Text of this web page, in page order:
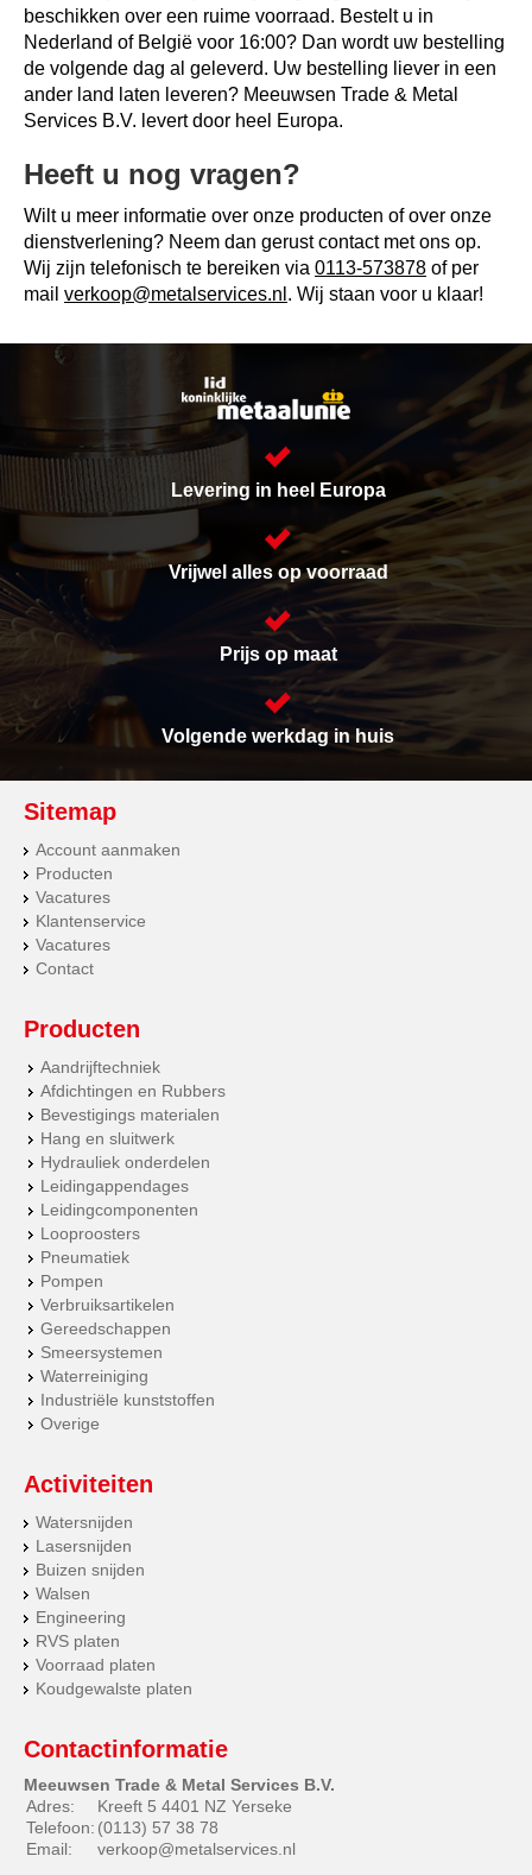
beschikken over een ruime voorraad. Bestelt u in
Nederland of België voor 16:00? Dan wordt uw bestelling
de volgende dag al geleverd. Uw bestelling liever in een
ander land laten leveren? Meeuwsen Trade & Metal
Services B.V. levert door heel Europa.
Heeft u nog vragen?
Wilt u meer informatie over onze producten of over onze
dienstverlening? Neem dan gerust contact met ons op.
Wij zijn telefonisch te bereiken via 0113-573878 of per
mail verkoop@metalservices.nl . Wij staan voor u klaar!
Levering in heel Europa
Vrijwel alles op voorraad
Prijs op maat
Volgende werkdag in huis
Sitemap
Account aanmaken
Producten
Vacatures
Klantenservice
Vacatures
Contact
Producten
Aandrijftechniek
Afdichtingen en Rubbers
Bevestigings materialen
Hang en sluitwerk
Hydrauliek onderdelen
Leidingappendages
Leidingcomponenten
Looproosters
Pneumatiek
Pompen
Verbruiksartikelen
Gereedschappen
Smeersystemen
Waterreiniging
Industriële kunststoffen
Overige
Activiteiten
Watersnijden
Lasersnijden
Buizen snijden
Walsen
Engineering
RVS platen
Voorraad platen
Koudgewalste platen
Contactinformatie
Meeuwsen Trade & Metal Services B.V.
Adres:
Kreeft 5 4401 NZ Yerseke
Telefoon: (0113) 57 38 78
Email:
verkoop@metalservices.nl